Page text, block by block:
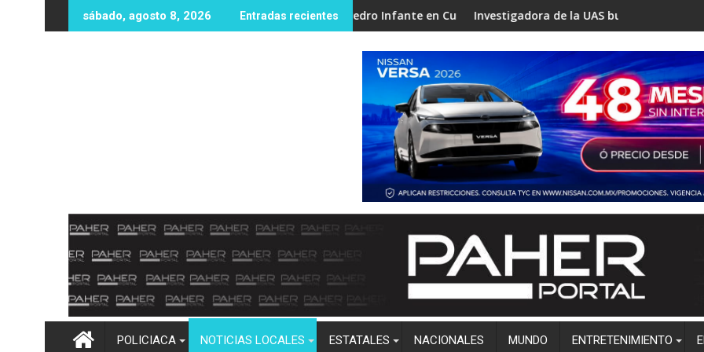
al
sábado, agosto 8, 2026 Entradas recientes
Monjardín, la UAS participa en histórico monitoreo territorial a través de la Red Internacional MapBiomas México
Ya está cerrado el bulevar Pedro Infante en Culiacán; conoce las rutas alternas
Investigadora de la UAS busca revolucionar la industria
El Plan
POLICIACA NOTICIAS LOCALES ESTATALES NACIONALES MUNDO ENTRETENIMIENTO